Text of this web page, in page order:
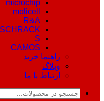
microchip
molicell
R&A
SCHRACK
S
CAMOS
راهنما خرید
وبلاگ
ارتباط با ما
جستجو